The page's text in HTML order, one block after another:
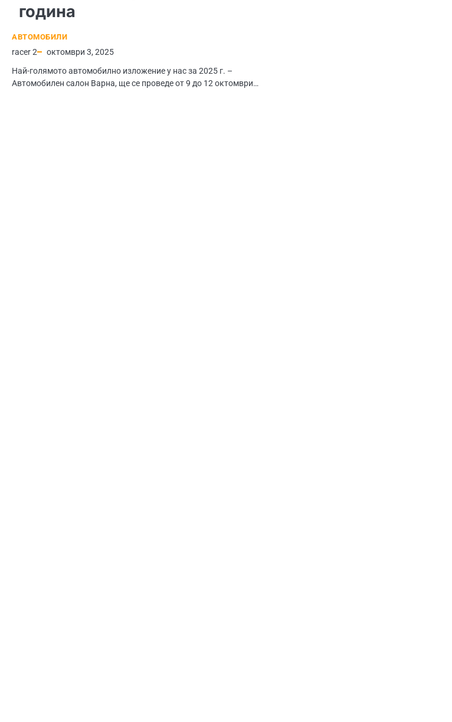
година
АВТОМОБИЛИ
racer 2
октомври 3, 2025
Най-голямото автомобилно изложение у нас за 2025 г. –
Автомобилен салон Варна, ще се проведе от 9 до 12 октомври…